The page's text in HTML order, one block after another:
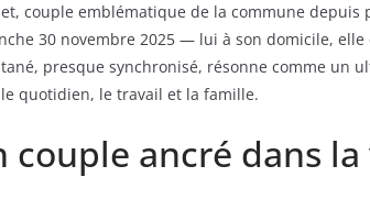
couple emblématique de la commune
30 novembre 2025 — lui à son domicile,
presque synchronisé, résonne comme un
quotidien, le travail et la famille.
couple ancré dans